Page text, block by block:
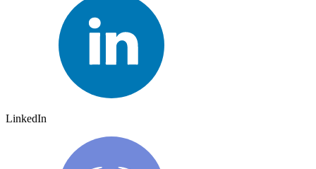
LinkedIn